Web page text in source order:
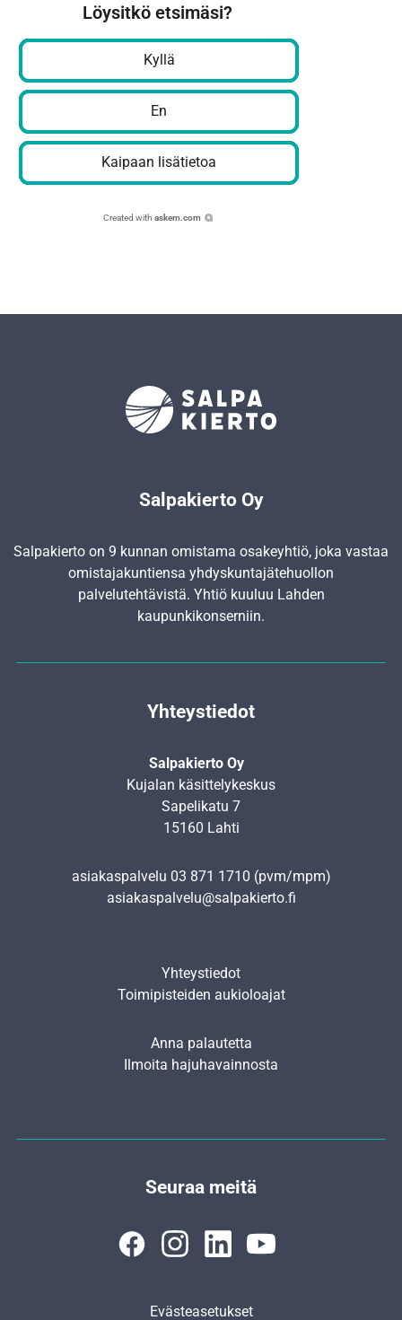
Löysitkö etsimäsi?
Kyllä
En
Kaipaan lisätietoa
Created with askem.com
Salpakierto Oy
Salpakierto on 9 kunnan omistama osakeyhtiö, joka vastaa
omistajakuntiensa yhdyskunta­jätehuollon
palvelutehtävistä. Yhtiö kuuluu Lahden
kaupunkikonserniin.
Yhteystiedot
Salpakierto Oy
Kujalan käsittelykeskus
Sapelikatu 7
15160 Lahti
asiakaspalvelu 03 871 1710 (pvm/mpm)
asiakaspalvelu@salpakierto.fi
Yhteystiedot
Toimipisteiden aukioloajat
Anna palautetta
Ilmoita hajuhavainnosta
Seuraa meitä
Evästeasetukset